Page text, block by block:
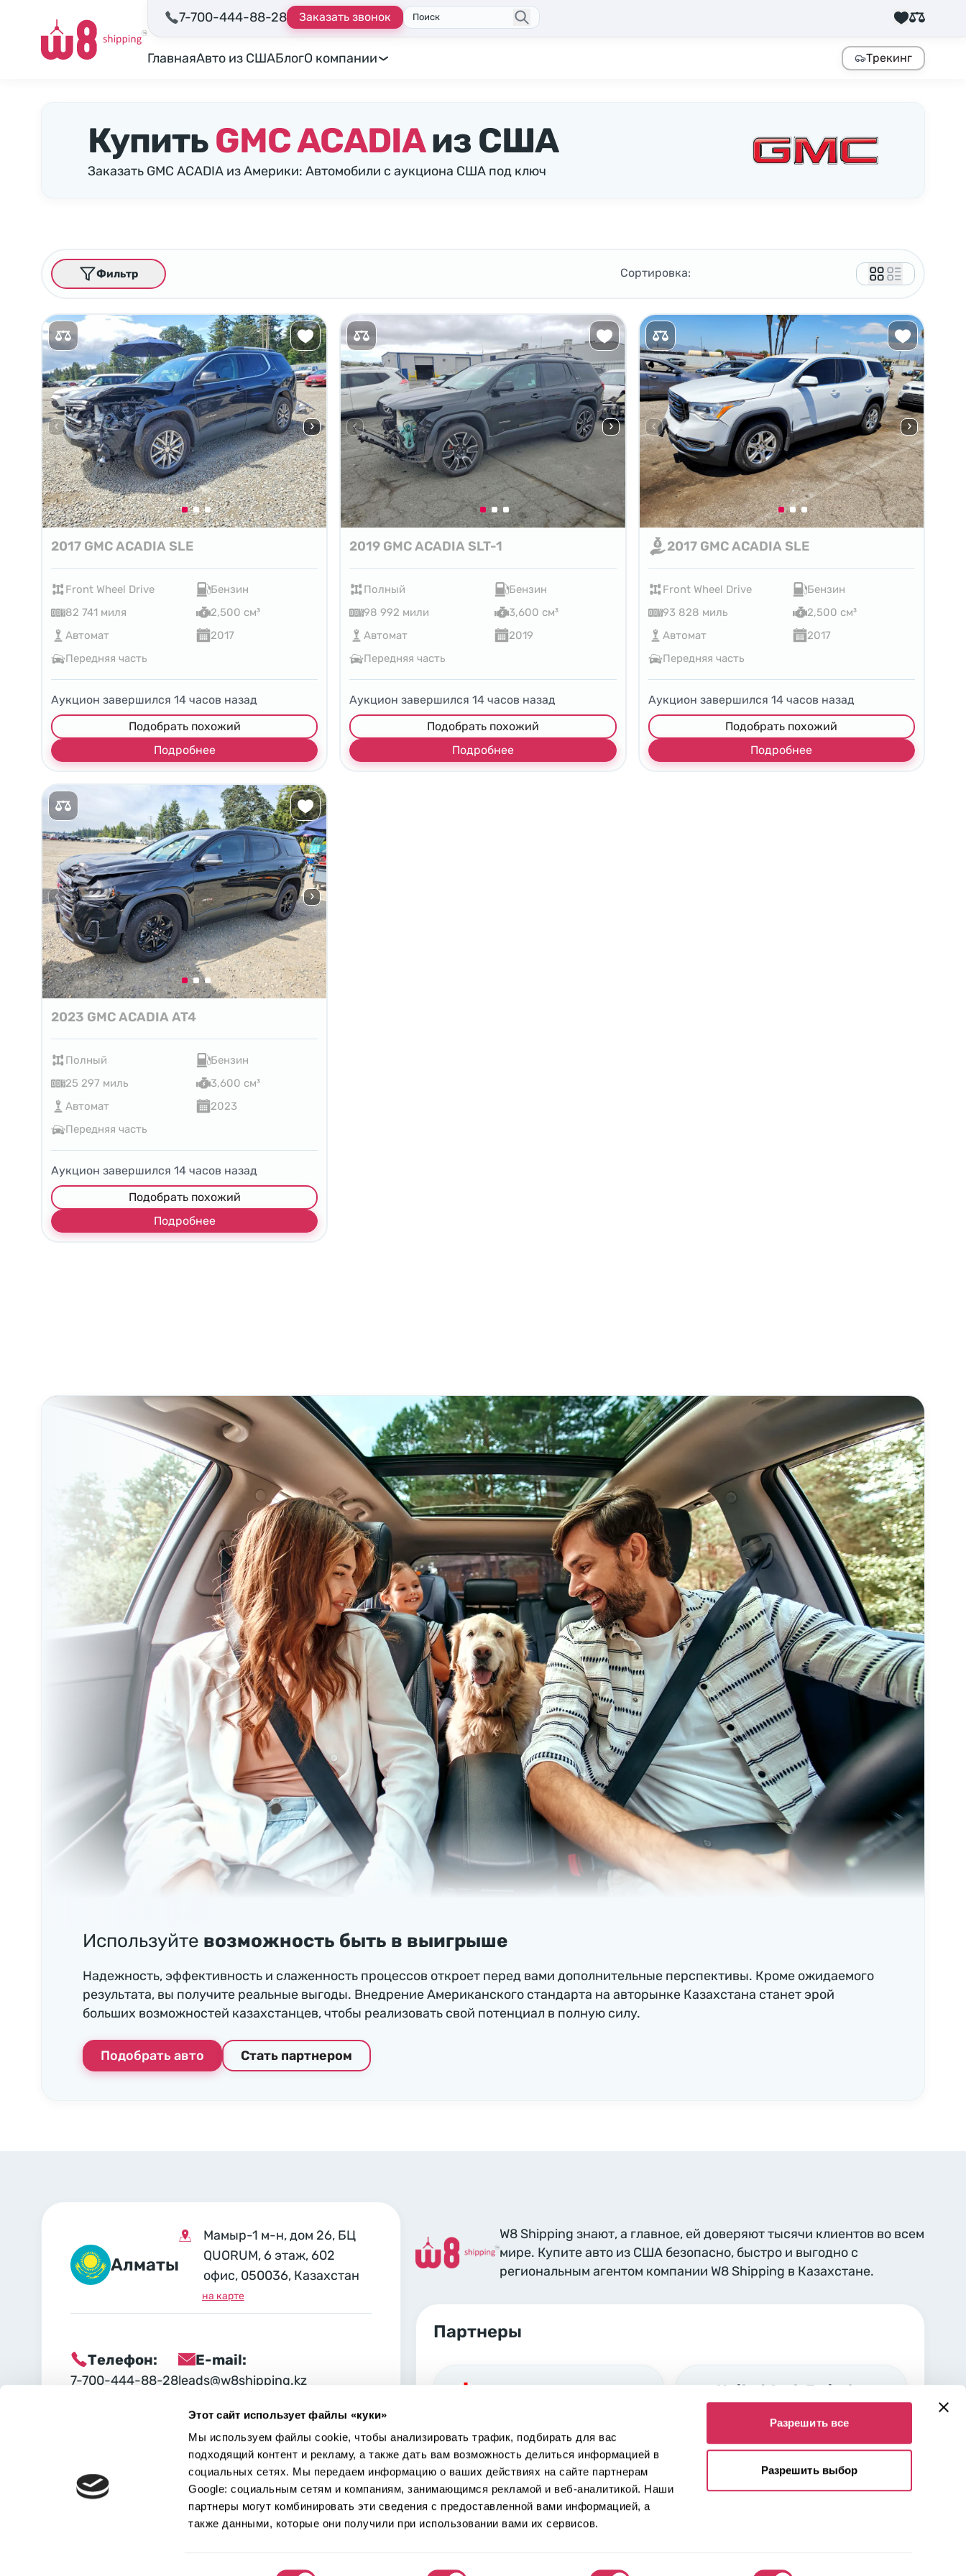
Этот сайт использует файлы «куки»
Мы используем файлы cookie, чтобы анализировать трафик, подбирать для вас
подходящий контент и рекламу, а также дать вам возможность делиться информацией в
социальных сетях. Мы передаем информацию о ваших действиях на сайте партнерам
Google: социальным сетям и компаниям, занимающимся рекламой и веб-аналитикой. Наши
партнеры могут комбинировать эти сведения с предоставленной вами информацией, а
также данными, которые они получили при использовании вами их сервисов.
Разрешить все
Разрешить выбор
7-700-444-88-28 Заказать звонок Поиск
ГлавнаяАвто из СШАБлогО компании Трекинг
КупитьGMC ACADIAиз США
Заказать GMC ACADIA из Америки: Автомобили с аукциона США под ключ
Сортировка:
Фильтр
2017 GMC ACADIA SLE
Front Wheel Drive
Бензин
82 741 миля
2,500 см³
Автомат
2017
Передняя часть
Аукцион завершился 14 часов назад
Подобрать похожий
Подробнее
2019 GMC ACADIA SLT-1
Полный
Бензин
98 992 мили
3,600 см³
Автомат
2019
Передняя часть
Аукцион завершился14 часов назад
Подобрать похожий
Подробнее
2017 GMC ACADIA SLE
Front Wheel Drive
Бензин
93 828 миль
2,500 см³
Автомат
2017
Передняя часть
Аукцион завершился 14часов назад
Подобрать похожий
Подробнее
2023 GMC ACADIA AT4
Полный
Бензин
25 297 миль
3,600 см³
Автомат
2023
Передняя часть
Аукцион завершился 14 часов назад
Подобрать похожий
Подробнее
Используйте возможность быть в выигрыше
Надежность, эффективность и слаженность процессов откроет перед вами дополнительные перспективы. Кроме ожидаемого
результата, вы получите реальные выгоды. Внедрение Американского стандарта на авторынке Казахстана станет эрой
больших возможностей казахстанцев, чтобы реализовать свой потенциал в полную силу.
Подобрать авто Стать партнером
Алматы
Мамыр-1 м-н, дом 26, БЦ
QUORUM, 6 этаж, 602
офис, 050036, Казахстан
на карте
Телефон:
7-700-444-88-28
E-mail:
leads@w8shipping.kz
Социальные сети:
W8 Shipping знают, а главное, ей доверяют тысячи клиентов во всем
мире. Купите авто из США безопасно, быстро и выгодно с
региональным агентом компании W8 Shipping в Казахстане.
Партнеры
United Arab Emirates,
Industrial area Nr. 5 Sharjah,
00000
USA, Los Angeles